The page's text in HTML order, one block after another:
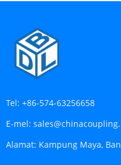
Tel: +86-574-63256658
E-mel:
Alamat: Kampung Maya,